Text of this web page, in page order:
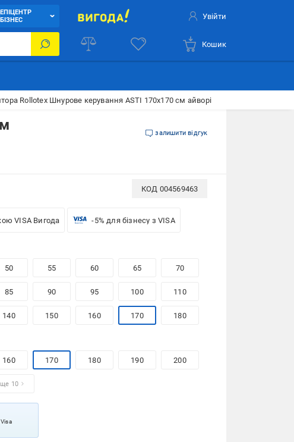
ЕПІЦЕНТР
БІЗНЕС
Увійти
Кошик
Rollotex Шнурове керування ASTI 170x170 см айворі
залишити відгук
КОД 004569463
VISA Вигода -5% для бізнесу з VISA
50 55 60 65 70
85 90 95 100 110
140 150 160 170 180
160 170 180 190 200
ще 10